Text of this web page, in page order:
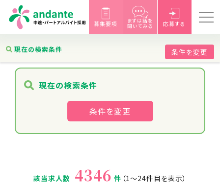
募集要項 まずは話を
聞いてみる 応募する
現在の検索条件
条件を変更
該当求人数 4346 件 （1〜24件目を表示）
現在の検索条件 条件を変更